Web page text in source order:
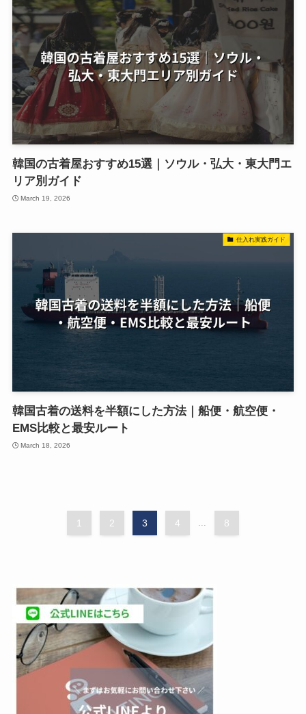
韓国の古着屋おすすめ15選｜ソウル・弘大・東大門エ
リア別ガイド
March 19, 2026
仕入れ実践ガイド
韓国古着の送料を半額にした方法｜船便・航空便・
EMS比較と最安ルート
March 18, 2026
1 2 3 4 ... 8